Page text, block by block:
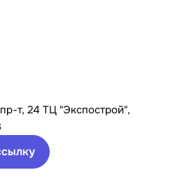
т, 24 ТЦ "Экспострой",